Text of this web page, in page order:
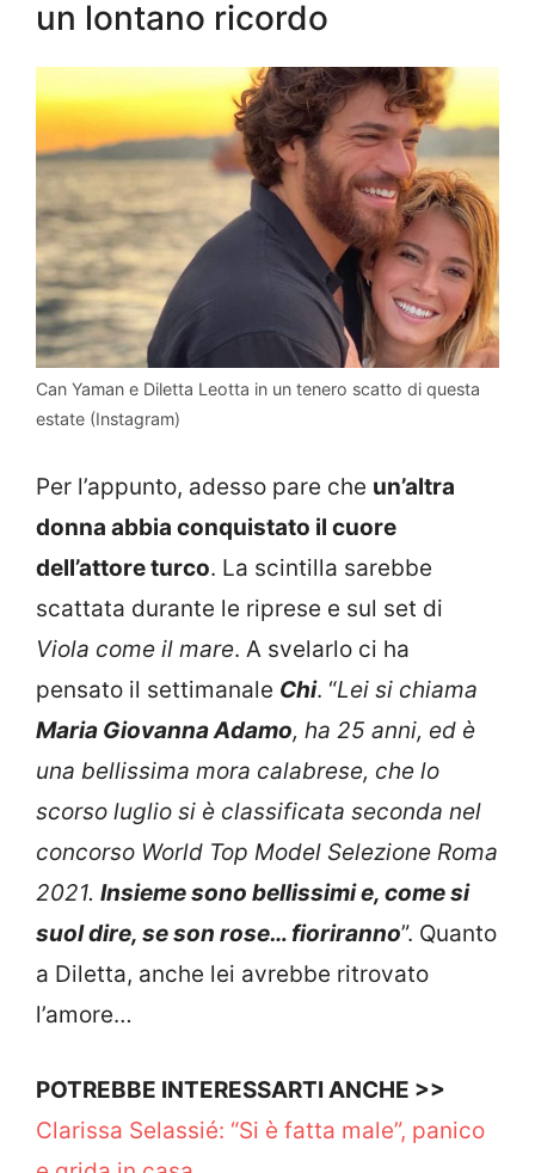
un lontano ricordo
Can Yaman e Diletta Leotta in un tenero scatto di questa
estate (Instagram)
Per l’appunto, adesso pare che un’altra
donna abbia conquistato il cuore
dell’attore turco. La scintilla sarebbe
scattata durante le riprese e sul set di
Viola come il mare. A svelarlo ci ha
pensato il settimanale Chi. “Lei si chiama
Maria Giovanna Adamo, ha 25 anni, ed è
una bellissima mora calabrese, che lo
scorso luglio si è classificata seconda nel
concorso World Top Model Selezione Roma
2021. Insieme sono bellissimi e, come si
suol dire, se son rose… fioriranno”. Quanto
a Diletta, anche lei avrebbe ritrovato
l’amore…
POTREBBE INTERESSARTI ANCHE >>
Clarissa Selassié: “Si è fatta male”, panico